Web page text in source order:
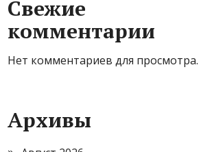
Свежие
комментарии
Нет комментариев для просмотра.
Архивы